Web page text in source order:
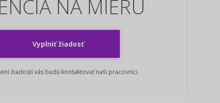
NA MIERU
Vyplniť žiadosť
žiadosti vás budú kontaktovať naši pracovníci.